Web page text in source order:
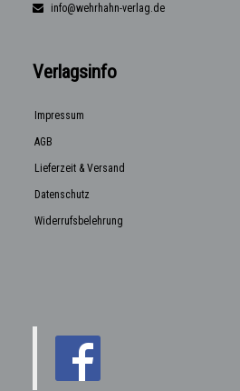
info@wehrhahn-verlag.de
Verlagsinfo
Impressum
AGB
Lieferzeit & Versand
Datenschutz
Widerrufsbelehrung